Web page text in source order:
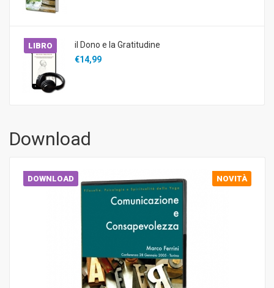
LIBRO
il Dono e la Gratitudine
€14,99
Download
DOWNLOAD NOVITÀ